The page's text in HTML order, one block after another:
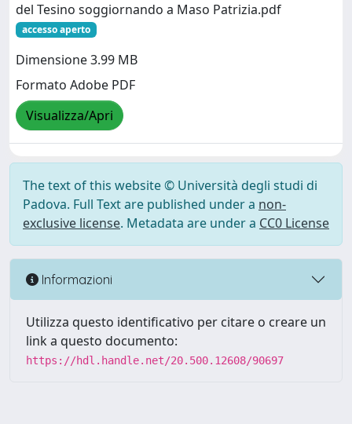
del Tesino soggiornando a Maso Patrizia.pdf
accesso aperto
Dimensione 3.99 MB
Formato Adobe PDF
Visualizza/Apri
The text of this website © Università degli studi di
Padova. Full Text are published under a non-
exclusive license. Metadata are under a CC0 License
Informazioni
Utilizza questo identificativo per citare o creare un
link a questo documento:
https://hdl.handle.net/20.500.12608/90697